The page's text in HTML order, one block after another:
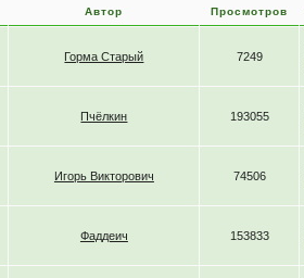
Автор Просмотров
Горма Старый 7249
Пчёлкин 193055
Игорь Викторович 74506
Фаддеич 153833